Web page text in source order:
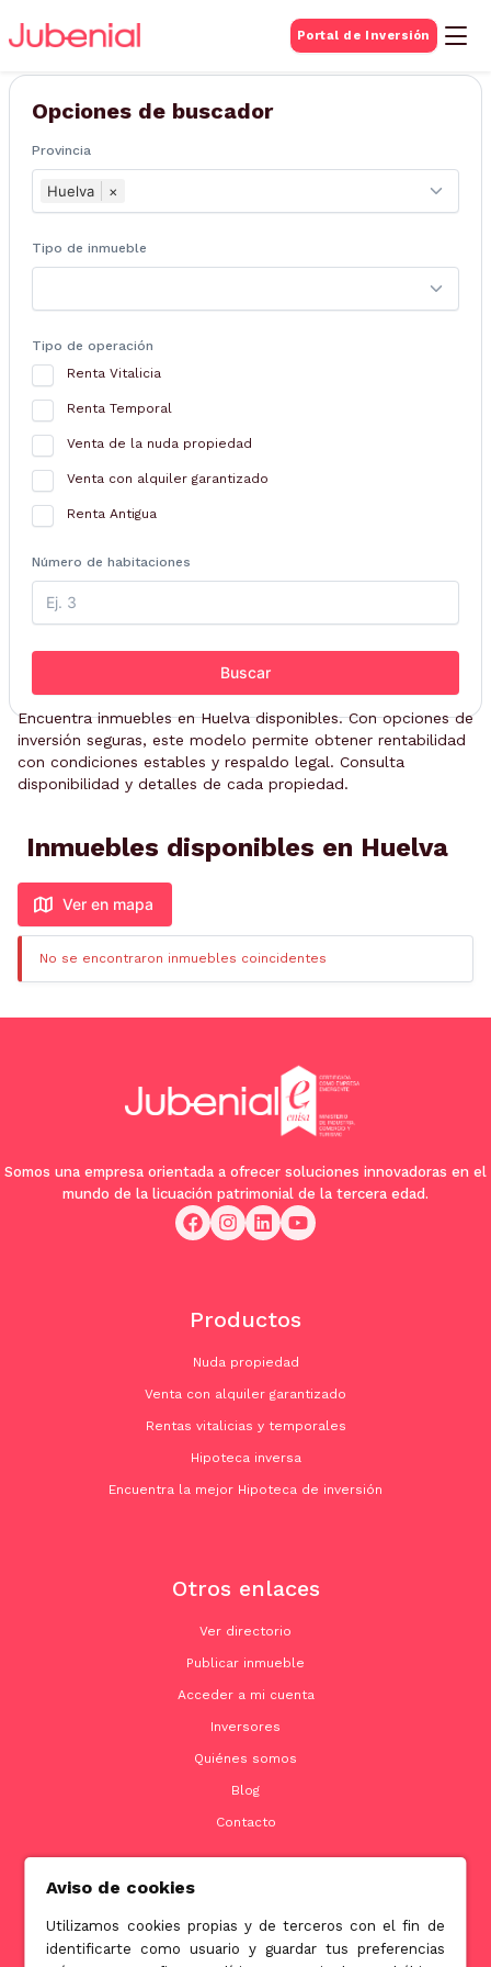
Portal de Inversión
BUSQUEDA DE
Inmuebles
Opciones de buscador
Provincia
Huelva ×
Tipo de inmueble
Tipo de operación
Renta Vitalicia
Renta Temporal
Venta de la nuda propiedad
Venta con alquiler garantizado
Renta Antigua
Número de habitaciones
Buscar
Encuentra inmuebles en Huelva disponibles. Con opciones de
inversión seguras, este modelo permite obtener rentabilidad
con condiciones estables y respaldo legal. Consulta
disponibilidad y detalles de cada propiedad.
Inmuebles disponibles en Huelva
Ver en mapa
No se encontraron inmuebles coincidentes
Somos una empresa orientada a ofrecer soluciones innovadoras en el
mundo de la licuación patrimonial de la tercera edad.
Productos
Nuda propiedad
Venta con alquiler garantizado
Rentas vitalicias y temporales
Hipoteca inversa
Encuentra la mejor Hipoteca de inversión
Otros enlaces
Ver directorio
Publicar inmueble
Acceder a mi cuenta
Inversores
Quiénes somos
Blog
Contacto
Contacto
info@jubenial.com
Aviso de cookies
Utilizamos cookies propias y de terceros con el fin de
identificarte como usuario y guardar tus preferencias